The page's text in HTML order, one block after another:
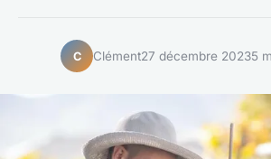
C Clément27 décembre 20235